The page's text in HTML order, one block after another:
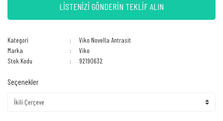
LİSTENİZİ GÖNDERİN TEKLİF ALIN
Kategori
Viko Novella Antrasit
Marka
Viko
Stok Kodu
92190632
Seçenekler